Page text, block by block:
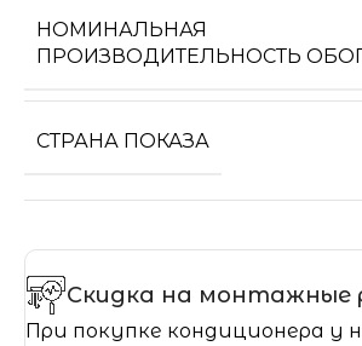
НОМИНАЛЬНАЯ
ПРОИЗВОДИТЕЛЬНОСТЬ
СТРАНА ПОКАЗА
Скидка на монтажные
При покупке кондиционера у